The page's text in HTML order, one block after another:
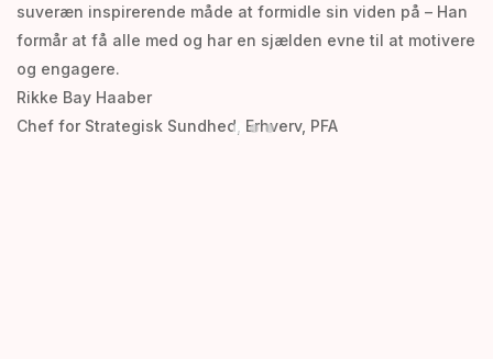
suveræn inspirerende måde at formidle sin viden på – Han
formår at få alle med og har en sjælden evne til at motivere
og engagere.
Rikke Bay Haaber
Chef for Strategisk Sundhed, Erhverv, PFA